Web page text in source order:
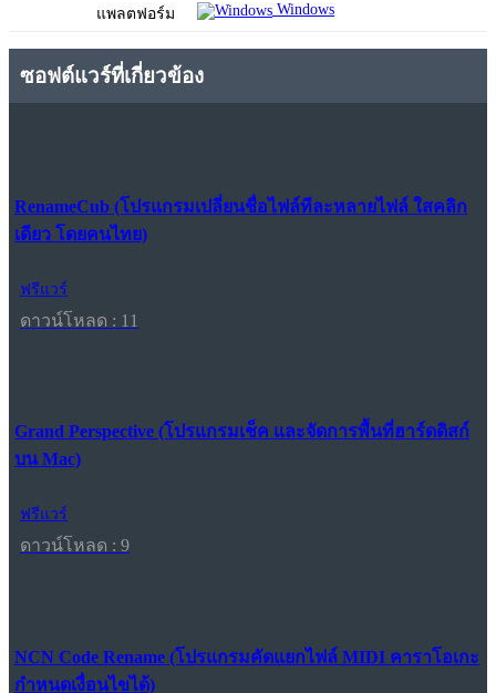
แพลตฟอร์ม Windows
ซอฟต์แวร์ที่เกี่ยวข้อง
RenameCub (โปรแกรมเปลี่ยนชื่อไฟล์ทีละหลายไฟล์ ใสคลิก
เดียว โดยคนไทย)
ฟรีแวร์
ดาวน์โหลด : 11
Grand Perspective (โปรแกรมเช็ค และจัดการพื้นที่ฮาร์ดดิสก์
บน Mac)
ฟรีแวร์
ดาวน์โหลด : 9
NCN Code Rename (โปรแกรมคัดแยกไฟล์ MIDI คาราโอเกะ
กำหนดเงื่อนไขได้)